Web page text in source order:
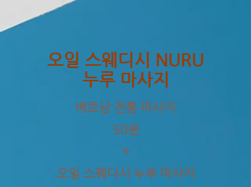
오일 스웨디시 NURU
누루 마사지
베트남 전통 마사지
50분
+
오일 스웨디시 누루 마사지